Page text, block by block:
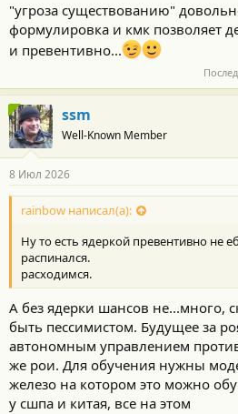
"угроза существованию"
формулировка и кмк позволяет
и превентивно...
ssm
Well-Known Member
8 Июл 2026
rainbow написал(а):
Ну то есть ядеркой превентивно не
распинался.
расходимся.
А без ядерки шансов не...много,
быть пессимистом. Будущее за
автономным управлением
же рои. Для обучения нужны
железо на котором это можно
у сшпа и китая, все на этом